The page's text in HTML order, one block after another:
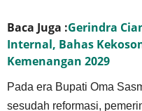
Baca Juga :Gerindra
Internal, Bahas
Kemenangan 2029
Pada era Bupati Oma
sesudah reformasi,